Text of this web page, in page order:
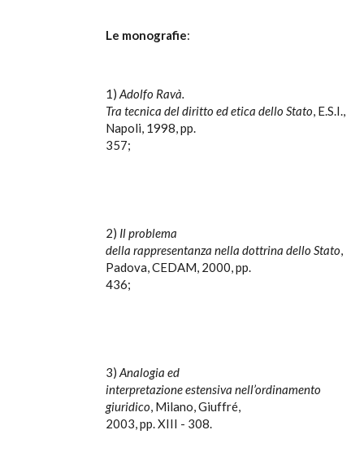
Le monografie:
1) Adolfo Ravà.
Tra tecnica del diritto ed etica dello Stato, E.S.I.,
Napoli, 1998, pp.
357;
2) Il problema
della rappresentanza nella dottrina dello Stato,
Padova, CEDAM, 2000, pp.
436;
3) Analogia ed
interpretazione estensiva nell’ordinamento
giuridico, Milano, Giuffré,
2003, pp. XIII - 308.